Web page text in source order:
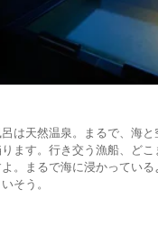
は天然温泉。まるで、海
ます。行き交う漁船、ど
。まるで海に浸かってい
そう。